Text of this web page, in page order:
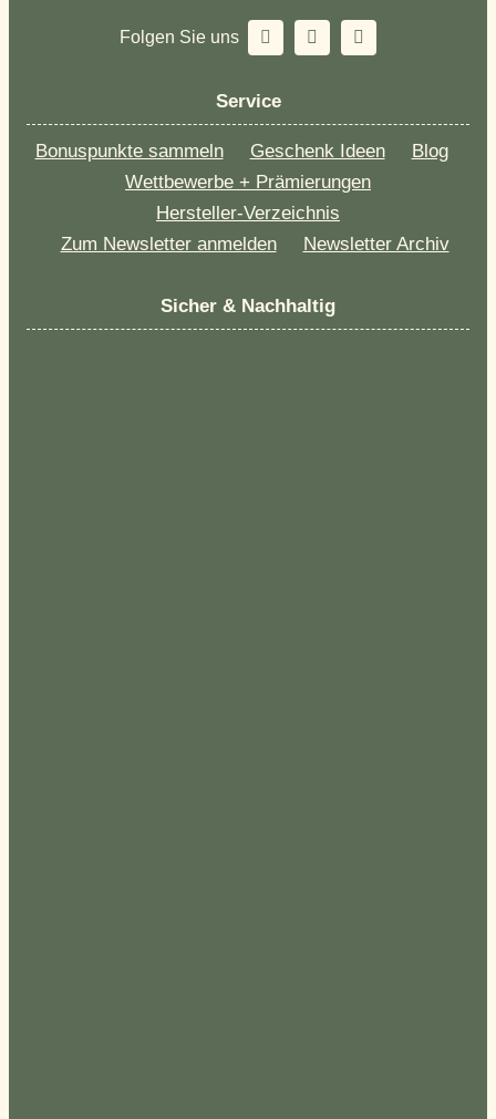
Folgen Sie uns
Service
Bonuspunkte sammeln Geschenk Ideen
Blog
Wettbewerbe + Prämierungen
Hersteller-Verzeichnis
Zum Newsletter anmelden
Newsletter Archiv
Sicher & Nachhaltig